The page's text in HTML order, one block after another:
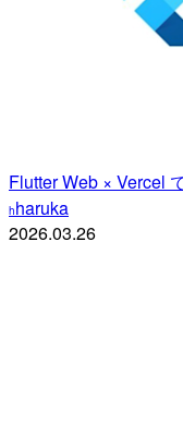
Flutter Web × Vercel
hharuka
2026.03.26